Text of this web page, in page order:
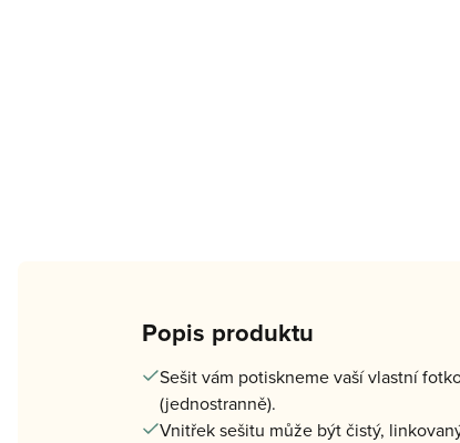
Popis produktu
Sešit vám potiskneme vaší vlastní
(jednostranně).
Vnitřek sešitu může být čistý,